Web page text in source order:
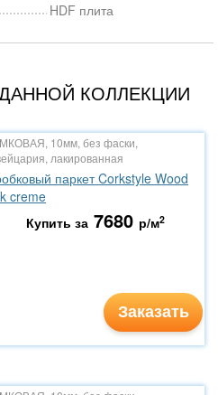
HDF плита
КОЛЛЕКЦИИ
10мм, без фаски,
лакированная
паркет Corkstyle Wood
creme
Купить за 7680 р/м2
Заказать